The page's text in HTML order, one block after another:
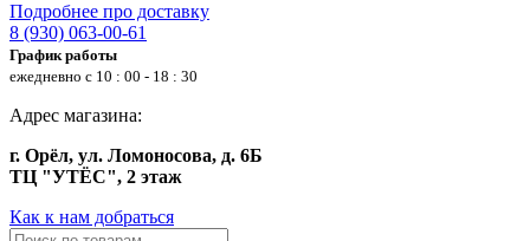
Подробнее про доставку
8 (930) 063-00-61
График работы
ежедневно с 10 : 00 - 18 : 30
Адрес магазина:
г. Орёл, ул. Ломоносова, д. 6Б
ТЦ "УТЁС", 2 этаж
Как к нам добраться